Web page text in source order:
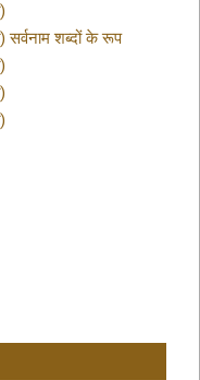
सर्वनाम शब्दों के रूप